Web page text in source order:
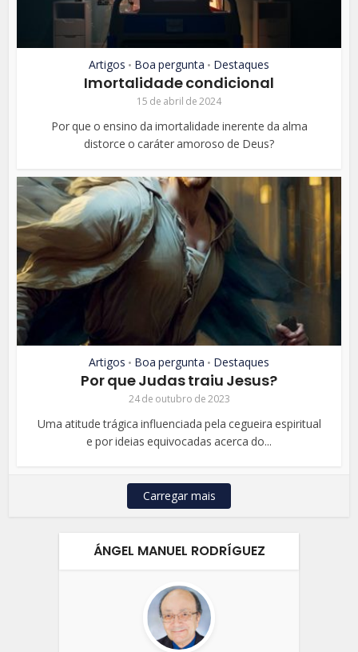
Artigos • Boa pergunta • Destaques
Imortalidade condicional
15 de abril de 2024
Por que o ensino da imortalidade inerente da alma
distorce o caráter amoroso de Deus?
Artigos • Boa pergunta • Destaques
Por que Judas traiu Jesus?
24 de outubro de 2023
Uma atitude trágica influenciada pela cegueira espiritual
e por ideias equivocadas acerca do...
Carregar mais
ÁNGEL MANUEL RODRÍGUEZ